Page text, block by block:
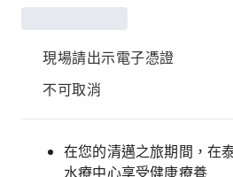
現場請出示電子憑證
不可取消
在您的清邁之旅期間，在
水療中心享受健康療養